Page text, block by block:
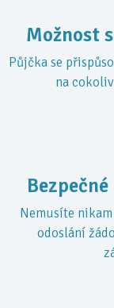
Možnost
Půjčka se
na
Nemusíte
odoslání